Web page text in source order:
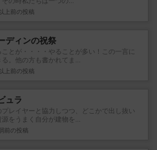
上前 の投稿
ディンの祝祭
ことが・・・・やることが多い！この一言に
る。他の方も書かれてま...
上前 の投稿
ュラ
プレイヤーと協力しつつ、どこかで出し抜い
源をうまく自分が建物を...
前 の投稿